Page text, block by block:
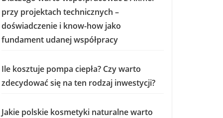
przy projektach technicznych –
doświadczenie i know-how jako
fundament udanej współpracy
Ile kosztuje pompa ciepła? Czy warto
zdecydować się na ten rodzaj inwestycji?
Jakie polskie kosmetyki naturalne warto